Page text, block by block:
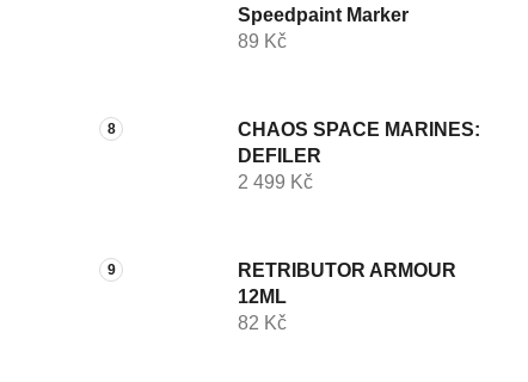
Speedpaint Marker
89 Kč
CHAOS SPACE MARINES:
DEFILER
2 499 Kč
RETRIBUTOR ARMOUR
12ML
82 Kč